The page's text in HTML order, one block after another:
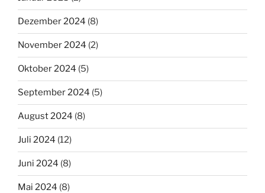
Dezember 2024 (8)
November 2024 (2)
Oktober 2024 (5)
September 2024 (5)
August 2024 (8)
Juli 2024 (12)
Juni 2024 (8)
Mai 2024 (8)